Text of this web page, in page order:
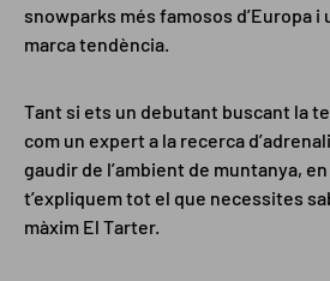
snowparks més famosos d’Europa i
marca tendència.
Tant si ets un debutant buscant la
com un expert a la recerca
gaudir de l’ambient de muntanya,
t’expliquem tot el que necessites
màxim El Tarter.